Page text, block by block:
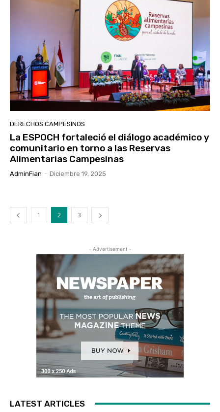
DERECHOS CAMPESINOS
La ESPOCH fortaleció el diálogo académico y
comunitario en torno a las Reservas
Alimentarias Campesinas
AdminFian - Diciembre 19, 2025
1 2 3
- Advertisement -
LATEST ARTICLES